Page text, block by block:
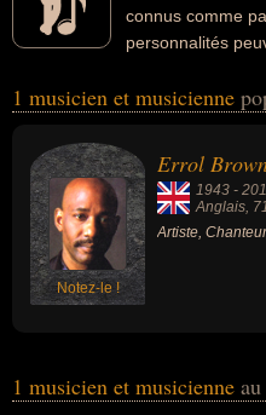
connus comme
personnalités
également avoir été artiste ou
par exemple.
1 musicien et musicienne
Notez-le !
Errol
1943 -
Anglais,
Artiste,
1 musicien et musicienne